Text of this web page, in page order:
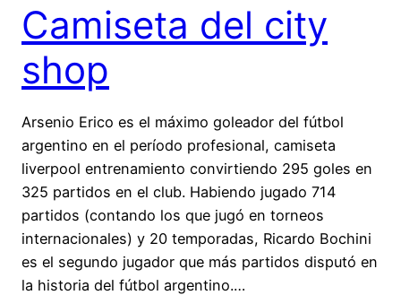
Camiseta del city
shop
Arsenio Erico es el máximo goleador del fútbol
argentino en el período profesional, camiseta
liverpool entrenamiento convirtiendo 295 goles en
325 partidos en el club. Habiendo jugado 714
partidos (contando los que jugó en torneos
internacionales) y 20 temporadas, Ricardo Bochini
es el segundo jugador que más partidos disputó en
la historia del fútbol argentino.…